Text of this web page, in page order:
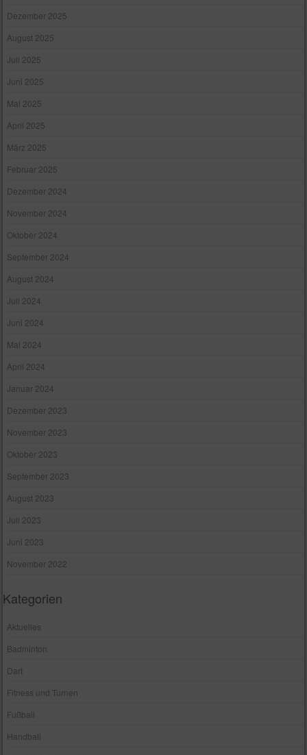
Dezember 2025
August 2025
Juli 2025
Juni 2025
Mai 2025
April 2025
März 2025
Februar 2025
Dezember 2024
November 2024
Oktober 2024
September 2024
August 2024
Juli 2024
Juni 2024
Mai 2024
April 2024
Januar 2024
Dezember 2023
November 2023
Oktober 2023
September 2023
August 2023
Juli 2023
Juni 2023
November 2022
Kategorien
Aktuelles
Badminton
Dart
Fitness und Turnen
Fußball
Handball